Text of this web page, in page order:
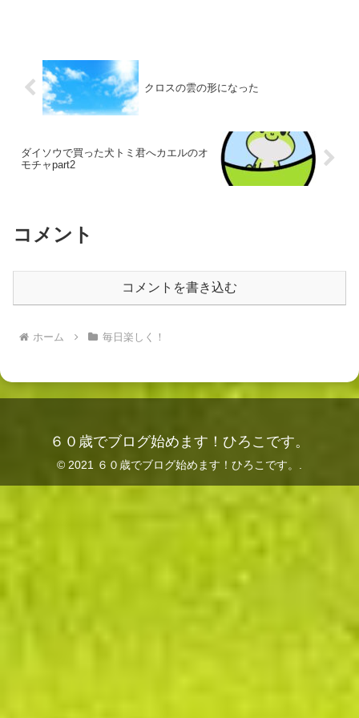
クロスの雲の形になった
ダイソウで買った犬トミ君へカエルのオ
モチャpart2
コメント
コメントを書き込む
ホーム 毎日楽しく！
６０歳でブログ始めます！ひろこです。
© 2021 ６０歳でブログ始めます！ひろこです。.